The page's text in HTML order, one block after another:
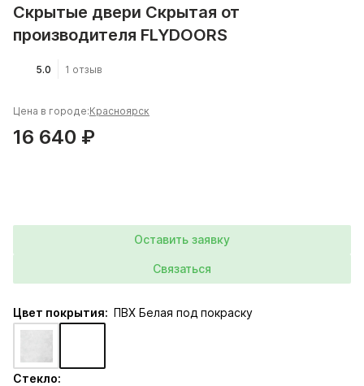
Скрытые двери Скрытая от
производителя FLYDOORS
5.0 1 отзыв
Цена в городе:Красноярск
16 640 ₽
Оставить заявку
Связаться
Цвет покрытия: ПВХ Белая под покраску
Стекло: